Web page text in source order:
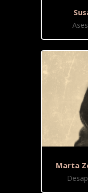
Marta